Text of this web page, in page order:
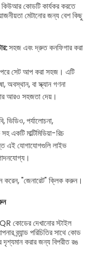
কোডটি কার্যকর করতে
মেটানোর জন্য বেশ কিছু
সহজ এবং দ্রুত কনফিগার করা
পরে সেট আপ করা সহজ। এটি
অবস্থান, বা স্ক্যান গণনা
আরও সহজতা দেয়।
ভিডিও, পর্যালোচনা,
মাল্টিমিডিয়া-রিচ
এই যোগাযোগগুলি লাইভ
"জেনারেট" ক্লিক করুন।
কোডের দেখানোর স্টাইল
ব্র্যান্ড পরিচিতির সাথে কোড
করার জন্য বিপরীত রঙ